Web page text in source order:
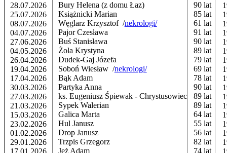
28.07.2026
25.07.2026
08.07.2026
04.07.2026
27.06.2026
04.05.2026
26.04.2026
19.04.2026
17.04.2026
30.03.2026
27.03.2026
21.03.2026
15.03.2026
23.02.2026
01.02.2026
29.01.2026
Bury Helena (z domu Łaz)
Książnicki Marian
Węglarz Krzysztof /nekrologi/
Pajor Czesława
Buś Stanisława
Żola Krystyna
Dudek-Gaj Józefa
Soboń Wiesław /nekrologi/
Bąk Adam
Partyka Anna
ks. Eugeniusz Śpiewak - Chrystusowiec
Sypek Walerian
Galica Marta
Hul Janusz
Drop Janusz
Trzpis Grzegorz
Jeż Adam
90 lat
85 lat
61 lat
91 lat
90 lat
89 lat
79 lat
69 lat
78 lat
90 lat
89 lat
89 lat
64 lat
55 lat
56 lat
82 lat
74 lat